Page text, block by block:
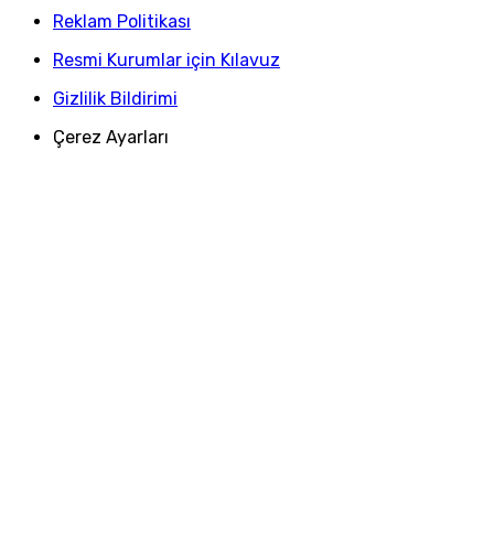
Reklam Politikası
Resmi Kurumlar için Kılavuz
Gizlilik Bildirimi
Çerez Ayarları